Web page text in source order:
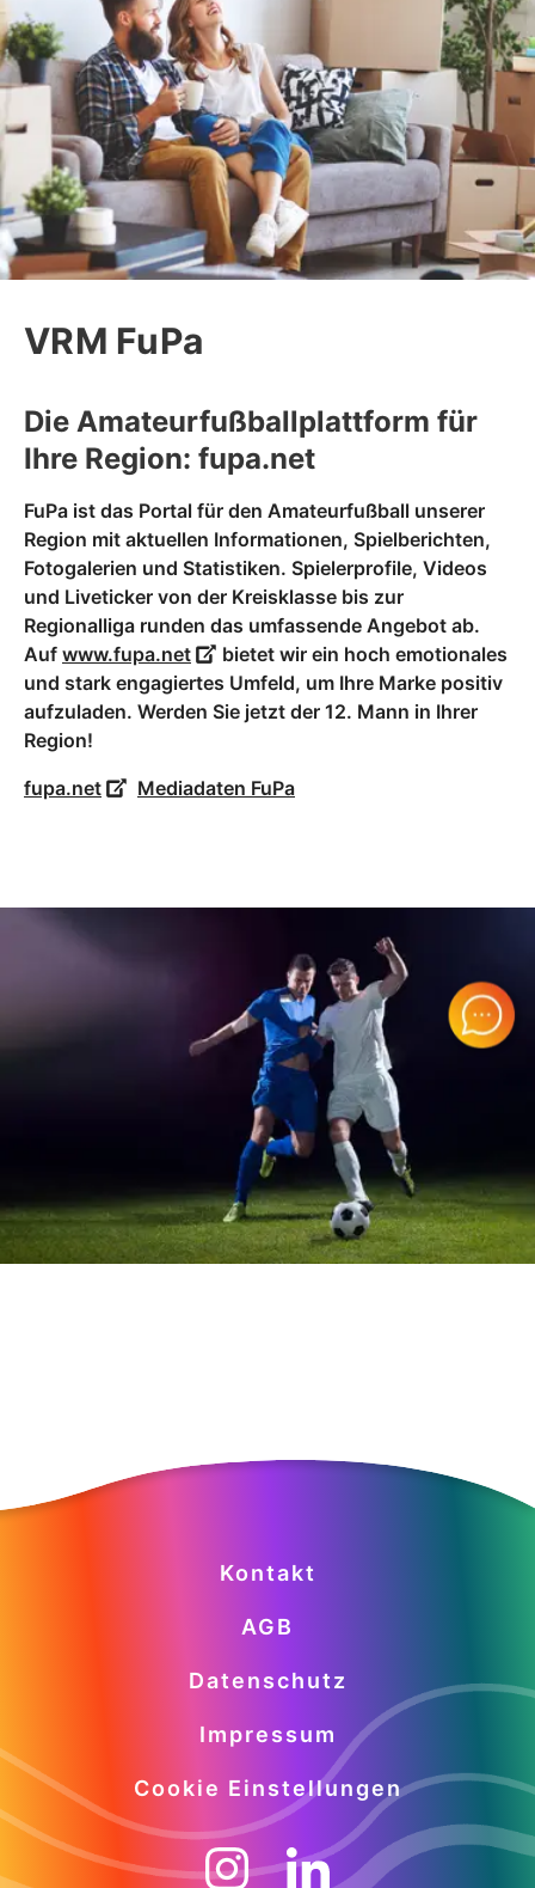
VRM FuPa
Die Amateurfußballplattform für
Ihre Region: fupa.net
FuPa ist das Portal für den Amateurfußball unserer
Region mit aktuellen Informationen, Spielberichten,
Fotogalerien und Statistiken. Spielerprofile, Videos
und Liveticker von der Kreisklasse bis zur
Regionalliga runden das umfassende Angebot ab.
Auf www.fupa.net
bietet wir ein hoch emotionales
und stark engagiertes Umfeld, um Ihre Marke positiv
aufzuladen. Werden Sie jetzt der 12. Mann in Ihrer
Region!
fupa.net
Mediadaten FuPa
Kontakt
AGB
Datenschutz
Impressum
Cookie Einstellungen